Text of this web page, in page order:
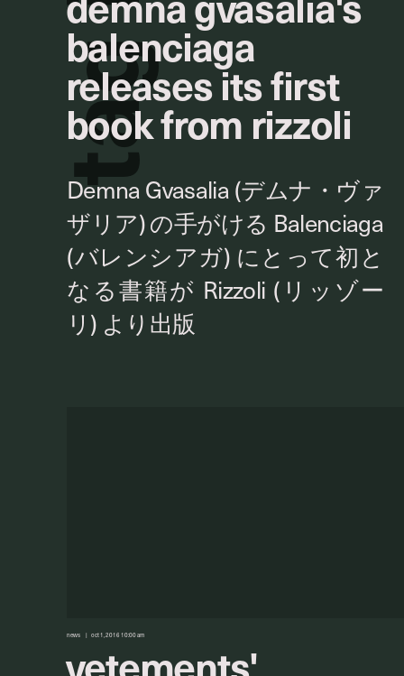
t
a
g
balenciaga
releases its first
book from rizzoli
news oct 1, 2016 10:00 am